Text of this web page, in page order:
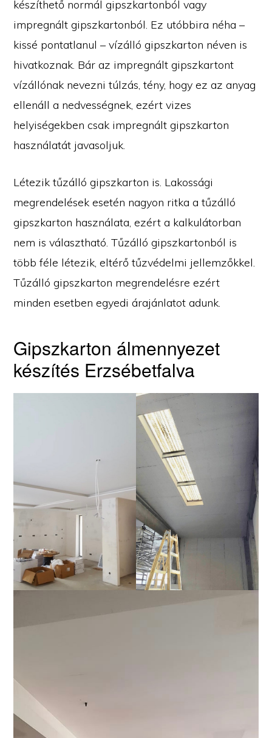
készíthető normál gipszkartonból vagy
impregnált gipszkartonból. Ez utóbbira néha –
kissé pontatlanul – vízálló gipszkarton néven is
hivatkoznak. Bár az impregnált gipszkartont
vízállónak nevezni túlzás, tény, hogy ez az anyag
ellenáll a nedvességnek, ezért vizes
helyiségekben csak impregnált gipszkarton
használatát javasoljuk.
Létezik tűzálló gipszkarton is. Lakossági
megrendelések esetén nagyon ritka a tűzálló
gipszkarton használata, ezért a kalkulátorban
nem is választható. Tűzálló gipszkartonból is
több féle létezik, eltérő tűzvédelmi jellemzőkkel.
Tűzálló gipszkarton megrendelésre ezért
minden esetben egyedi árajánlatot adunk.
Gipszkarton álmennyezet
készítés Erzsébetfalva